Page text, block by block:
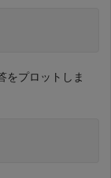
をプロットしま